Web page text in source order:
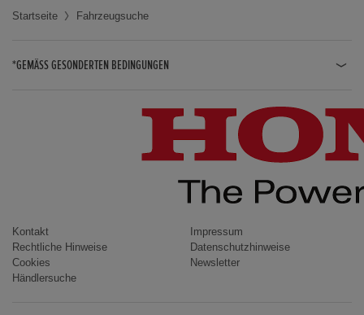
Startseite Fahrzeugsuche
*GEMÄSS GESONDERTEN BEDINGUNGEN
CIVIC / CIVIC LIMOUSINE
INSIGHT
ACCORD
Kontakt
Impressum
Rechtliche Hinweise
Datenschutzhinweise
Cookies
Newsletter
Händlersuche